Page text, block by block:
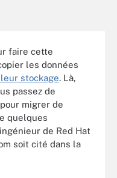
faire cette
les données
stockage. Là,
passez de
migrer de
quelques
de Red Hat
soit cité dans la